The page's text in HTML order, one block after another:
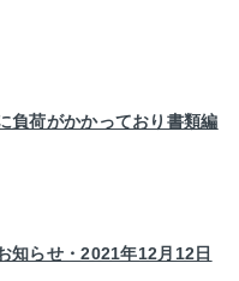
負荷がかかっており書類編
知らせ・2021年12月12日